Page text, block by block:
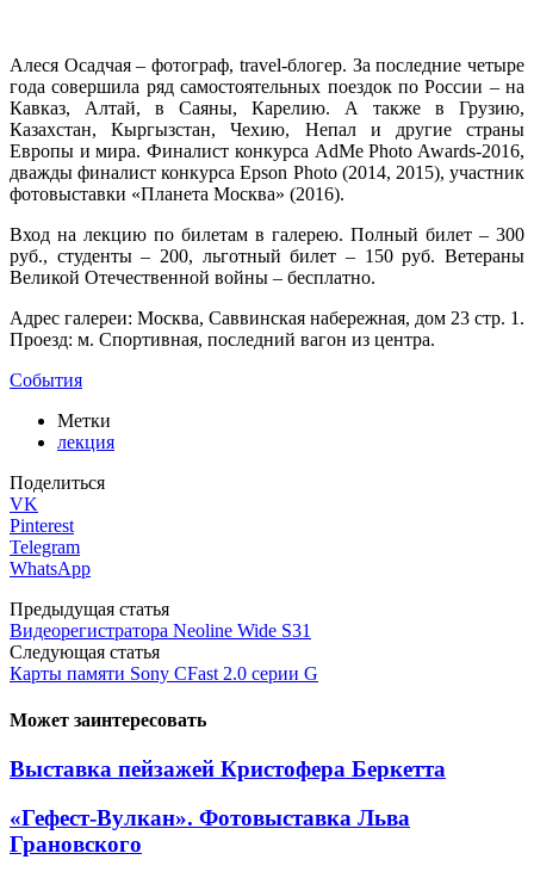
Алеся Осадчая – фотограф, travel-блогер. За последние четыре
года совершила ряд самостоятельных поездок по России – на
Кавказ, Алтай, в Саяны, Карелию. А также в Грузию,
Казахстан, Кыргызстан, Чехию, Непал и другие страны
Европы и мира. Финалист конкурса AdMe Photo Awards-2016,
дважды финалист конкурса Epson Photo (2014, 2015), участник
фотовыставки «Планета Москва» (2016).
Вход на лекцию по билетам в галерею. Полный билет – 300
руб., студенты – 200, льготный билет – 150 руб. Ветераны
Великой Отечественной войны – бесплатно.
Адрес галереи: Москва, Саввинская набережная, дом 23 стр. 1.
Проезд: м. Спортивная, последний вагон из центра.
События
Метки
лекция
Поделиться
VK
Pinterest
Telegram
WhatsApp
Предыдущая статья
Видеорегистратора Neoline Wide S31
Следующая статья
Карты памяти Sony CFast 2.0 серии G
Может заинтересовать
Выставка пейзажей Кристофера Беркетта
«Гефест-Вулкан». Фотовыставка Льва
Грановского